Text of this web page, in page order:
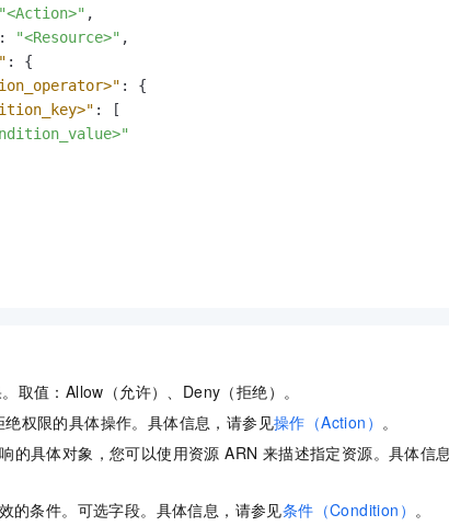
"<Action>" ,
: "<Resource>" ,
:
{
:
{
:
[
取值：Allow（允许）、Deny（拒绝）。
权限的具体操作。具体信息，请参见操作（Action） 。
的具体对象，您可以使用资源 ARN 来描述指定资源。具体信
的条件。可选字段。具体信息，请参见条件（Condition） 。
新一代 AI 视频生成模型，深度适配广告营销等场景
人工智能平台 PAI
助手
广告营销